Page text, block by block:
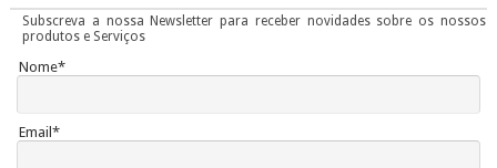
Subscreva a nossa Newsletter para receber novidades sobre os nossos
produtos e Serviços
Nome*
Email*